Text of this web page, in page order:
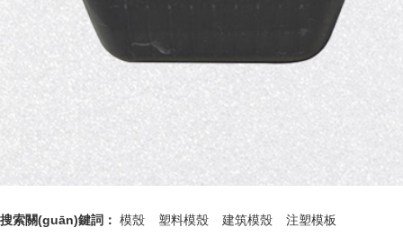
搜索關(guān)鍵詞： 模殼 塑料模殼 建筑模殼 注塑模板